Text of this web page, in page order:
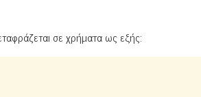
σε χρήματα ως εξής: